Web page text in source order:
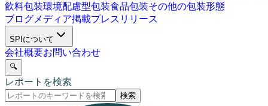
飲料包装環境配慮型包装食品包装その他の包装形態
ブログメディア掲載プレスリリース
SPIについて
会社概要お問い合わせ
🔍
レポートを検索
検索